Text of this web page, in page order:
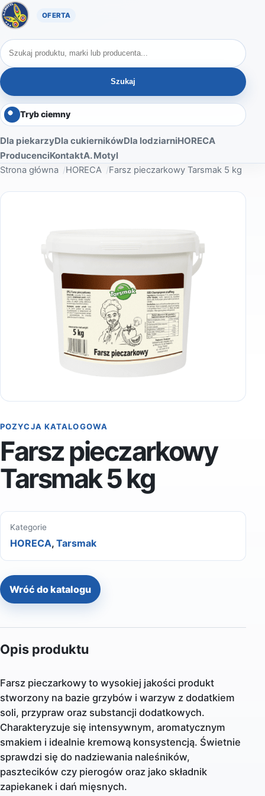
Oferta A. Motyl
Szukaj produktów
Szukaj
Tryb ciemny
Dla piekarzyDla cukiernikówDla lodziarniHORECA
ProducenciKontaktA. Motyl
Strona główna HORECA Farsz pieczarkowy Tarsmak 5 kg
POZYCJA KATALOGOWA
Farsz pieczarkowy
Tarsmak 5 kg
Kategorie
HORECA, Tarsmak
Wróć do katalogu
Opis produktu
Farsz pieczarkowy to wysokiej jakości produkt
stworzony na bazie grzybów i warzyw z dodatkiem
soli, przypraw oraz substancji dodatkowych.
Charakteryzuje się intensywnym, aromatycznym
smakiem i idealnie kremową konsystencją. Świetnie
sprawdzi się do nadziewania naleśników,
pasztecików czy pierogów oraz jako składnik
zapiekanek i dań mięsnych.